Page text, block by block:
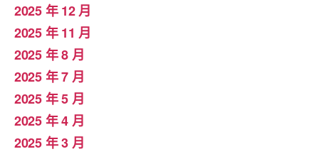
2025 年 12 月
2025 年 11 月
2025 年 8 月
2025 年 7 月
2025 年 5 月
2025 年 4 月
2025 年 3 月